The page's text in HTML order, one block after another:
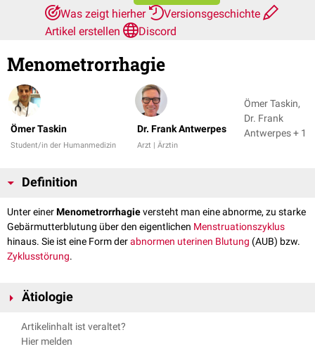
Was zeigt hierher
Versionsgeschichte
Artikel erstellen
Discord
Menometrorrhagie
Ömer Taskin
Student/in der Humanmedizin
Dr. Frank Antwerpes
Arzt | Ärztin
Ömer Taskin,
Dr. Frank
Antwerpes + 1
Definition
Unter einerMenometrorrhagieversteht man eine abnorme, zu starke
Gebärmutterblutung über den eigentlichen Menstruationszyklus
hinaus. Sie ist eine Form derabnormen uterinen Blutung (AUB) bzw.
Zyklusstörung.
Ätiologie
Häufig liegt ein hormonelles
Uterusmyome
Artikelinhalt ist veraltet?
Hier melden